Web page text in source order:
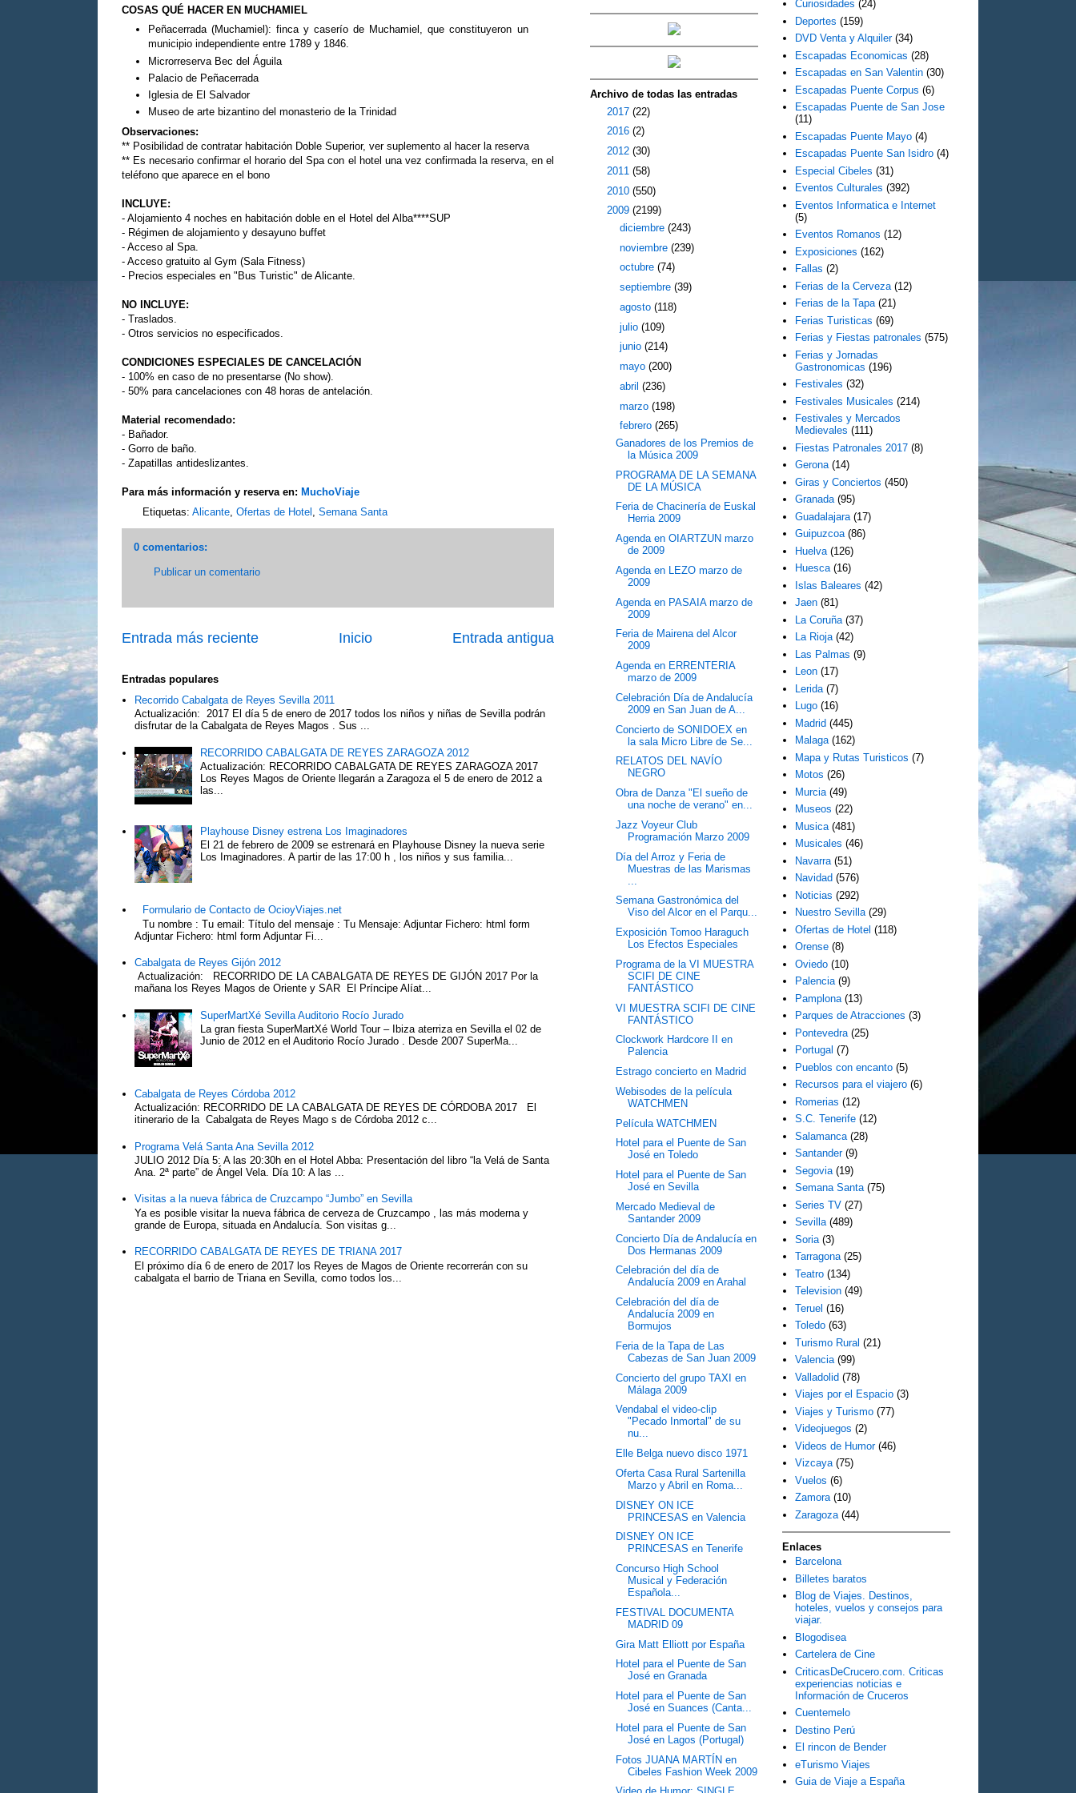
COSAS QUÉ HACER EN MUCHAMIEL
Peñacerrada (Muchamiel): finca y caserío de Muchamiel, que constituyeron un
municipio independiente entre 1789 y 1846.
Microrreserva Bec del Águila
Palacio de Peñacerrada
Iglesia de El Salvador
Museo de arte bizantino del monasterio de la Trinidad
Observaciones:
** Posibilidad de contratar habitación Doble Superior, ver suplemento al hacer la reserva
** Es necesario confirmar el horario del Spa con el hotel una vez confirmada la reserva, en el
teléfono que aparece en el bono
INCLUYE:
- Alojamiento 4 noches en habitación doble en el Hotel del Alba****SUP
- Régimen de alojamiento y desayuno buffet
- Acceso al Spa.
- Acceso gratuito al Gym (Sala Fitness)
- Precios especiales en "Bus Turistic" de Alicante.
NO INCLUYE:
- Traslados.
- Otros servicios no especificados.
CONDICIONES ESPECIALES DE CANCELACIÓN
- 100% en caso de no presentarse (No show).
- 50% para cancelaciones con 48 horas de antelación.
Material recomendado:
- Bañador.
- Gorro de baño.
- Zapatillas antideslizantes.
Para más información y reserva en: MuchoViaje
Etiquetas: Alicante, Ofertas de Hotel , Semana Santa
0 comentarios:
Publicar un comentario
Entrada más reciente Entrada antigua
Inicio
Entradas populares
Recorrido Cabalgata de Reyes Sevilla 2011
Actualización: 2017 El día 5 de enero de 2017 todos los niños y niñas de Sevilla podrán
disfrutar de la Cabalgata de Reyes Magos . Sus ...
RECORRIDO CABALGATA DE REYES ZARAGOZA 2012
Actualización: RECORRIDO CABALGATA DE REYES ZARAGOZA 2017
Los Reyes Magos de Oriente llegarán a Zaragoza el 5 de enero de 2012 a
las...
Playhouse Disney estrena Los Imaginadores
El 21 de febrero de 2009 se estrenará en Playhouse Disney la nueva serie
Los Imaginadores. A partir de las 17:00 h , los niños y sus familia...
Formulario de Contacto de OcioyViajes.net
Tu nombre : Tu email: Título del mensaje : Tu Mensaje: Adjuntar Fichero: html form
Adjuntar Fichero: html form Adjuntar Fi...
Cabalgata de Reyes Gijón 2012
Actualización: RECORRIDO DE LA CABALGATA DE REYES DE GIJÓN 2017 Por la
mañana los Reyes Magos de Oriente y SAR El Príncipe Alíat...
SuperMartXé Sevilla Auditorio Rocío Jurado
La gran fiesta SuperMartXé World Tour – Ibiza aterriza en Sevilla el 02 de
Junio de 2012 en el Auditorio Rocío Jurado . Desde 2007 SuperMa...
Cabalgata de Reyes Córdoba 2012
Actualización: RECORRIDO DE LA CABALGATA DE REYES DE CÓRDOBA 2017 El
itinerario de la Cabalgata de Reyes Mago s de Córdoba 2012 c...
Programa Velá Santa Ana Sevilla 2012
JULIO 2012 Día 5: A las 20:30h en el Hotel Abba: Presentación del libro “la Velá de Santa
Ana. 2ª parte” de Ángel Vela. Día 10: A las ...
Visitas a la nueva fábrica de Cruzcampo “Jumbo” en Sevilla
Ya es posible visitar la nueva fábrica de cerveza de Cruzcampo , las más moderna y
grande de Europa, situada en Andalucía. Son visitas g...
RECORRIDO CABALGATA DE REYES DE TRIANA 2017
El próximo día 6 de enero de 2017 los Reyes de Magos de Oriente recorrerán con su
cabalgata el barrio de Triana en Sevilla, como todos los...
Archivo de todas las entradas
2017 (22)
2016 (2)
2012 (30)
2011 (58)
2010 (550)
2009 (2199)
diciembre (243)
noviembre (239)
octubre (74)
septiembre (39)
agosto (118)
julio (109)
junio (214)
mayo (200)
abril (236)
marzo (198)
febrero (265)
Ganadores de los Premios de
la Música 2009
PROGRAMA DE LA SEMANA
DE LA MÚSICA
Feria de Chacinería de Euskal
Herria 2009
Agenda en OIARTZUN marzo
de 2009
Agenda en LEZO marzo de
2009
Agenda en PASAIA marzo de
2009
Feria de Mairena del Alcor
2009
Agenda en ERRENTERIA
marzo de 2009
Celebración Día de Andalucía
2009 en San Juan de A...
Concierto de SONIDOEX en
la sala Micro Libre de Se...
RELATOS DEL NAVÍO
NEGRO
Obra de Danza "El sueño de
una noche de verano" en...
Jazz Voyeur Club
Programación Marzo 2009
Día del Arroz y Feria de
Muestras de las Marismas
Semana Gastronómica del
Viso del Alcor en el Parqu...
Exposición Tomoo Haraguch
Los Efectos Especiales
Programa de la VI MUESTRA
SCIFI DE CINE
FANTÁSTICO
VI MUESTRA SCIFI DE CINE
FANTÁSTICO
Clockwork Hardcore II en
Palencia
Estrago concierto en Madrid
Webisodes de la película
WATCHMEN
Película WATCHMEN
Hotel para el Puente de San
José en Toledo
Hotel para el Puente de San
José en Sevilla
Mercado Medieval de
Santander 2009
Concierto Día de Andalucía en
Dos Hermanas 2009
Celebración del día de
Andalucía 2009 en Arahal
Celebración del día de
Andalucía 2009 en
Bormujos
Feria de la Tapa de Las
Cabezas de San Juan 2009
Concierto del grupo TAXI en
Málaga 2009
Vendabal el video-clip
"Pecado Inmortal" de su
nu...
Elle Belga nuevo disco 1971
Oferta Casa Rural Sartenilla
Marzo y Abril en Roma...
DISNEY ON ICE
PRINCESAS en Valencia
DISNEY ON ICE
PRINCESAS en Tenerife
Concurso High School
Musical y Federación
Española...
FESTIVAL DOCUMENTA
MADRID 09
Gira Matt Elliott por España
Hotel para el Puente de San
José en Granada
Hotel para el Puente de San
José en Suances (Canta...
Hotel para el Puente de San
José en Lagos (Portugal)
Fotos JUANA MARTÍN en
Cibeles Fashion Week 2009
Curiosidades (24)
Deportes (159)
DVD Venta y Alquiler (34)
Escapadas Economicas (28)
Escapadas en San Valentin (30)
Escapadas Puente Corpus (6)
Escapadas Puente de San Jose
(11)
Escapadas Puente Mayo (4)
Escapadas Puente San Isidro (4)
Especial Cibeles (31)
Eventos Culturales (392)
Eventos Informatica e Internet
(5)
Eventos Romanos (12)
Exposiciones (162)
Fallas (2)
Ferias de la Cerveza (12)
Ferias de la Tapa (21)
Ferias Turisticas (69)
Ferias y Fiestas patronales (575)
Ferias y Jornadas
Gastronomicas (196)
Festivales (32)
Festivales Musicales (214)
Festivales y Mercados
Medievales (111)
Fiestas Patronales 2017 (8)
Gerona (14)
Giras y Conciertos (450)
Granada (95)
Guadalajara (17)
Guipuzcoa (86)
Huelva (126)
Huesca (16)
Islas Baleares (42)
Jaen (81)
La Coruña (37)
La Rioja (42)
Las Palmas (9)
Leon (17)
Lerida (7)
Lugo (16)
Madrid (445)
Malaga (162)
Mapa y Rutas Turisticos (7)
Motos (26)
Murcia (49)
Museos (22)
Musica (481)
Musicales (46)
Navarra (51)
Navidad (576)
Noticias (292)
Nuestro Sevilla (29)
Ofertas de Hotel (118)
Orense (8)
Oviedo (10)
Palencia (9)
Pamplona (13)
Parques de Atracciones (3)
Pontevedra (25)
Portugal (7)
Pueblos con encanto (5)
Recursos para el viajero (6)
Romerias (12)
S.C. Tenerife (12)
Salamanca (28)
Santander (9)
Segovia (19)
Semana Santa (75)
Series TV (27)
Sevilla (489)
Soria (3)
Tarragona (25)
Teatro (134)
Television (49)
Teruel (16)
Toledo (63)
Turismo Rural (21)
Valencia (99)
Valladolid (78)
Viajes por el Espacio (3)
Viajes y Turismo (77)
Videojuegos (2)
Videos de Humor (46)
Vizcaya (75)
Vuelos (6)
Zamora (10)
Zaragoza (44)
Enlaces
Barcelona
Billetes baratos
Blog de Viajes. Destinos,
hoteles, vuelos y consejos para
viajar.
Blogodisea
Cartelera de Cine
CriticasDeCrucero.com. Criticas
experiencias noticias e
Información de Cruceros
Cuentemelo
Destino Perú
El rincon de Bender
eTurismo Viajes
Guia de Viaje a España